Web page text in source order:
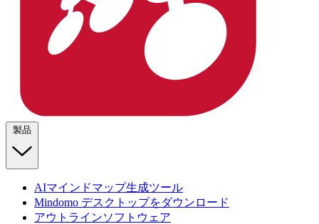
製品
AIマインドマップ生成ツール
Mindomo デスクトップをダウンロード
アウトラインソフトウェア